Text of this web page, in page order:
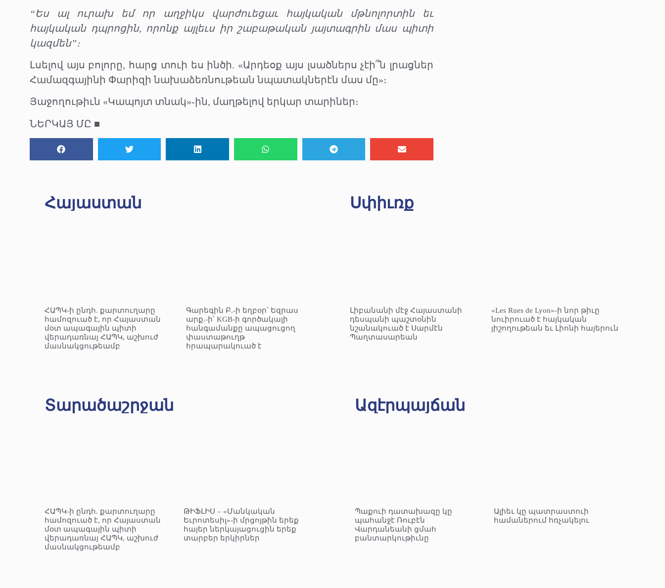
“Ես ալ ուրախ եմ որ աղջիկս վարժուեցաւ հայկական մթնոլորտին եւ
հայկական դպրոցին, որոնք այլեւս իր շաբաթական յայտագրին մաս պիտի
կազմեն”։
Լսելով այս բոլորը, հարց տուի ես ինծի. «Արդեօք այս լսածներս չէի՞ն լրացներ
Համազգայինի Փարիզի նախաձեռնութեան նպատակներէն մաս մը»։
Յաջողութիւն «Կապոյտ տնակ»-ին, մաղթելով երկար տարիներ։
ՆԵՐԿԱՅ ՄԸ ■
Հայաստան
ՀԱՊԿ-ի ընդհ. քարտուղարը
համոզուած է, որ Հայաստան
մօտ ապագային պիտի
վերադառնայ ՀԱՊԿ, աշխուժ
մասնակցութեամբ
Գարեգին Բ.-ի եղբօր՝ Եզրաս
արք.-ի՝ KGB-ի գործակալի
հանգամանքը ապացուցող
փաստաթուղթ
հրապարակուած է
Սփիւռք
Լիբանանի մէջ Հայաստանի
դեսպանի պաշտօնին
նշանակուած է Սարմէն
Պաղտասարեան
«Les Rues de Lyon»-ի նոր թիւը
նուիրուած է հայկական
յիշողութեան եւ Լիոնի հայերուն
Տարածաշրջան
ՀԱՊԿ-ի ընդհ. քարտուղարը
համոզուած է, որ Հայաստան
մօտ ապագային պիտի
վերադառնայ ՀԱՊԿ, աշխուժ
մասնակցութեամբ
ԹԻՖԼԻՍ – «Մանկական
Եւրոտեսիլ»-ի մրցոյթին երեք
հայեր ներկայացուցին երեք
տարբեր երկիրներ
Ազէրպայճան
Պաքուի դատախազը կը
պահանջէ Ռուբէն
Վարդանեանի ցմահ
բանտարկութիւնը
Ալիեւ կը պատրաստուի
համաներում հռչակելու